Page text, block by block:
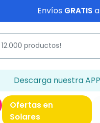
Envíos GRATIS
Descarga nuestra
Ofertas en
Solares